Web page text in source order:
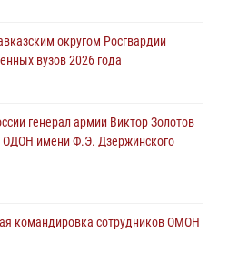
занятие для детей на
по единоборствам для
округом Росгвардии
вузов 2026 года
генерал армии Виктор Золотов
ОДОН имени Ф.Э. Дзержинского
командировка сотрудников ОМОН